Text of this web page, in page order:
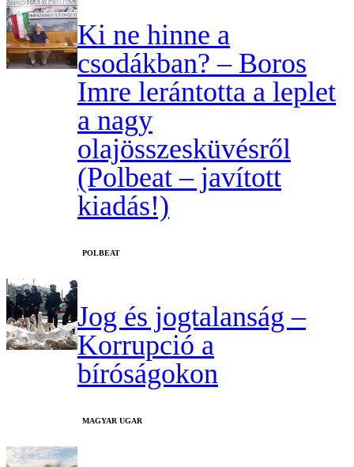
Ki ne hinne a
csodákban? – Boros
Imre lerántotta a leplet
a nagy
olajösszesküvésről
(Polbeat – javított
kiadás!)
‎POLBEAT
Jog és jogtalanság –
Korrupció a
bíróságokon
MAGYAR UGAR